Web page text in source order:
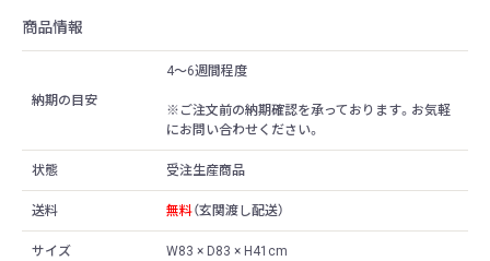
商品情報
納期の目安
4〜6週間程度
※ご注文前の納期確認を承っております。お気軽
にお問い合わせください。
状態 受注生産商品
送料 無料（玄関渡し配送）
サイズ W83 × D83 × H41cm